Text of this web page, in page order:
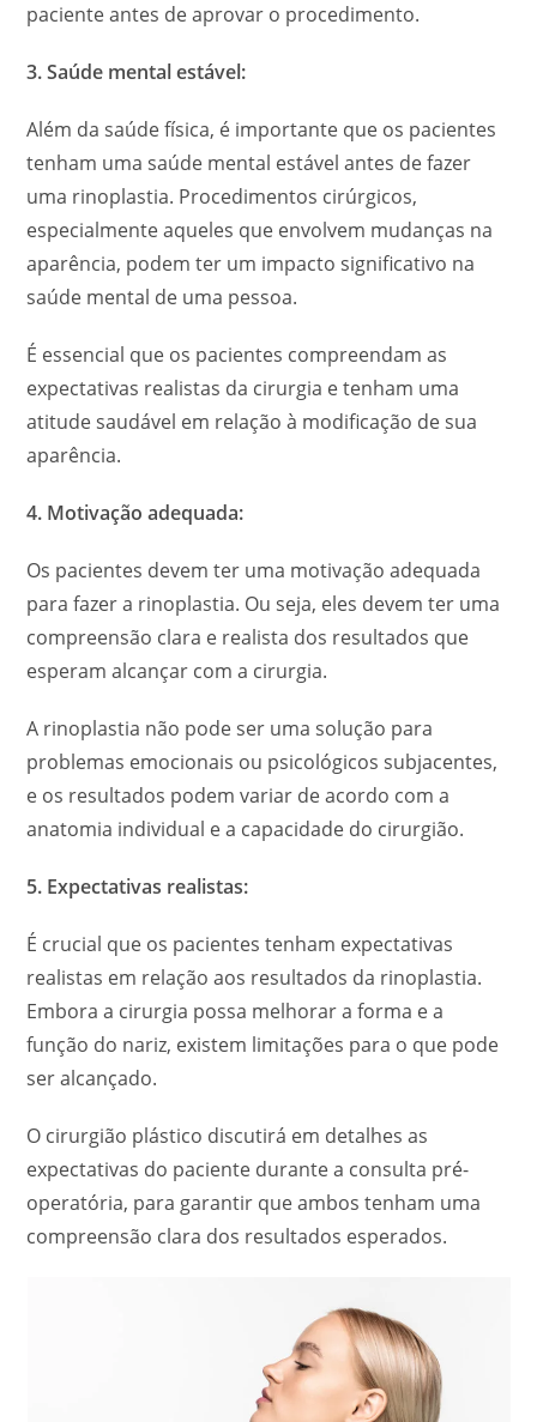
paciente antes de aprovar o procedimento.
3. Saúde mental estável:
Além da saúde física, é importante que os pacientes
tenham uma saúde mental estável antes de fazer
uma rinoplastia. Procedimentos cirúrgicos,
especialmente aqueles que envolvem mudanças na
aparência, podem ter um impacto significativo na
saúde mental de uma pessoa.
É essencial que os pacientes compreendam as
expectativas realistas da cirurgia e tenham uma
atitude saudável em relação à modificação de sua
aparência.
4. Motivação adequada:
Os pacientes devem ter uma motivação adequada
para fazer a rinoplastia. Ou seja, eles devem ter uma
compreensão clara e realista dos resultados que
esperam alcançar com a cirurgia.
A rinoplastia não pode ser uma solução para
problemas emocionais ou psicológicos subjacentes,
e os resultados podem variar de acordo com a
anatomia individual e a capacidade do cirurgião.
5. Expectativas realistas:
É crucial que os pacientes tenham expectativas
realistas em relação aos resultados da rinoplastia.
Embora a cirurgia possa melhorar a forma e a
função do nariz, existem limitações para o que pode
ser alcançado.
O cirurgião plástico discutirá em detalhes as
expectativas do paciente durante a consulta pré-
operatória, para garantir que ambos tenham uma
compreensão clara dos resultados esperados.